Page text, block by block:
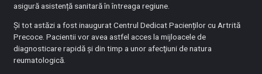
asigură asistență sanitară în întreaga regiune.
Şi tot astăzi a fost inaugurat Centrul Dedicat Pacienților cu Artrită
Precoce. Pacientii vor avea astfel acces la mijloacele de
diagnosticare rapidă şi din timp a unor afecţiuni de natura
reumatologică.